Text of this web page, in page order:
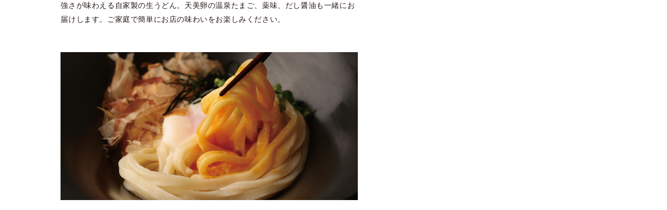
強さが味わえる自家製の生うどん。天美卵の温泉たまご、薬味、だし醤油も一緒にお
届けします。ご家庭で簡単にお店の味わいをお楽しみください。